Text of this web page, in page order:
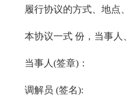
履行协议的方式、地点
本协议一式 份，当事人
当事人(签章)：
调解员 (签名):